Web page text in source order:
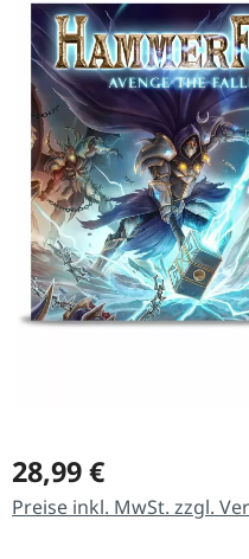
Regulärer Preis:
28,99 €
Preise inkl. MwSt. zzgl.